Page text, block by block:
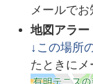
メールでお
地図アラー
↓この場所
たときに